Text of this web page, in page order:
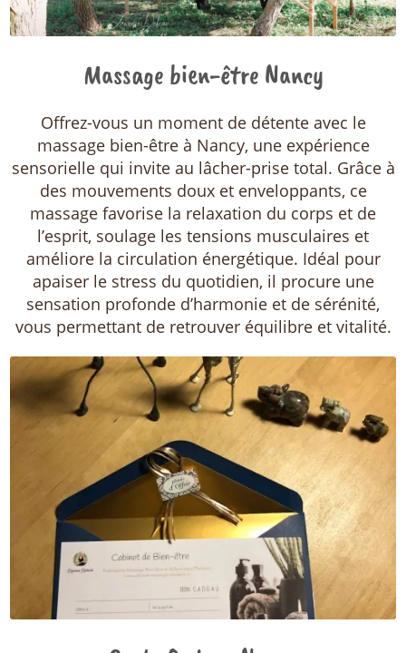
Massage bien-être Nancy
Offrez-vous un moment de détente avec le
massage bien-être à Nancy, une expérience
sensorielle qui invite au lâcher-prise total. Grâce à
des mouvements doux et enveloppants, ce
massage favorise la relaxation du corps et de
l’esprit, soulage les tensions musculaires et
améliore la circulation énergétique. Idéal pour
apaiser le stress du quotidien, il procure une
sensation profonde d’harmonie et de sérénité,
vous permettant de retrouver équilibre et vitalité.